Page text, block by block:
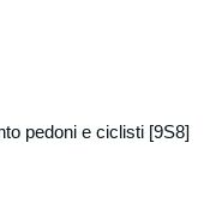
e contabili in
scritture
assicurativi
hardware e
necessarie
che svolgono
del
I vostri dati
pedoni e ciclisti [9S8]